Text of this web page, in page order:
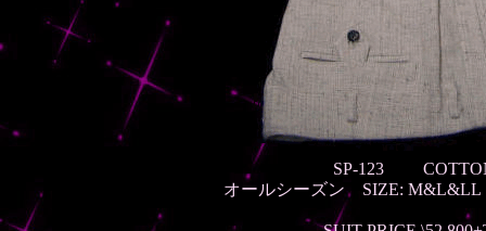
SP-123
オールシーズン SIZE: